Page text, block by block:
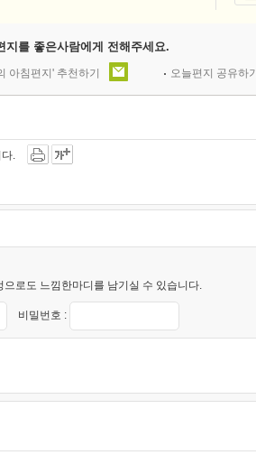
지를 좋은사람에게 전해주세요.
아침편지' 추천하기 오늘편지 공유하기
.
으로도 느낌한마디를 남기실 수 있습니다.
비밀번호 :